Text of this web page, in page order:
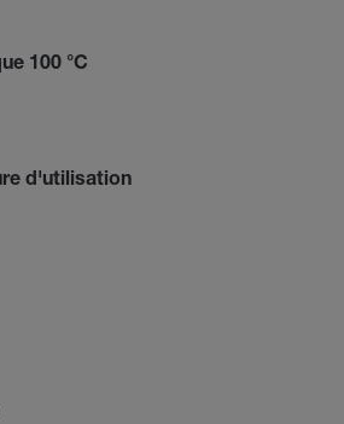
100 °C
d'utilisation